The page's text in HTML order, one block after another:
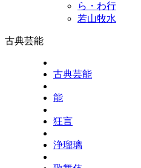
ら・わ行
若山牧水
古典芸能
古典芸能
能
狂言
浄瑠璃